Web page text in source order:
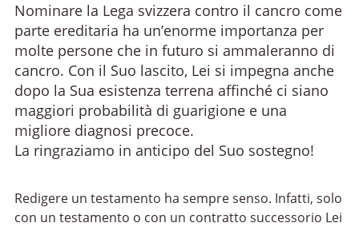
Nominare la Lega svizzera contro il cancro come
parte ereditaria ha un’enorme importanza per
molte persone che in futuro si ammaleranno di
cancro. Con il Suo lascito, Lei si impegna anche
dopo la Sua esistenza terrena affinché ci siano
maggiori probabilità di guarigione e una
migliore diagnosi precoce.
La ringraziamo in anticipo del Suo sostegno!
Redigere un testamento ha sempre senso. Infatti, solo
con un testamento o con un contratto successorio Lei